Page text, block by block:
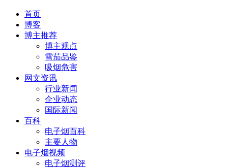
首页
博客
博主推荐
博主观点
雪茄品鉴
吸烟危害
网文资讯
行业新闻
企业动态
国际新闻
百科
电子烟百科
主要人物
电子烟视频
电子烟测评